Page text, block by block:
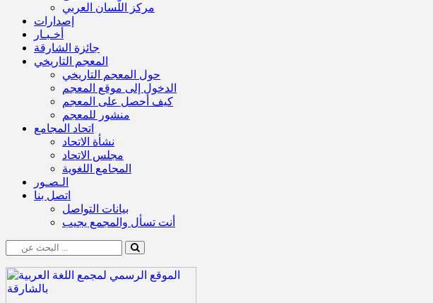
مركز اللّسان العربي
إصدارات
أخـبـار
جائزة الشارقة
المعجم التاريخي
حول المعجم التاريخي
الدخول إلى موقع المعجم
كيف أحصل على المعجم
منشور للمعجم
اتحاد المجامع
نشأة الاتحاد
مجلس الاتحاد
المجامع اللغوية
الـصـور
اتصل بنا
بيانات التواصل
أنت تسأل والمجمع يجيب